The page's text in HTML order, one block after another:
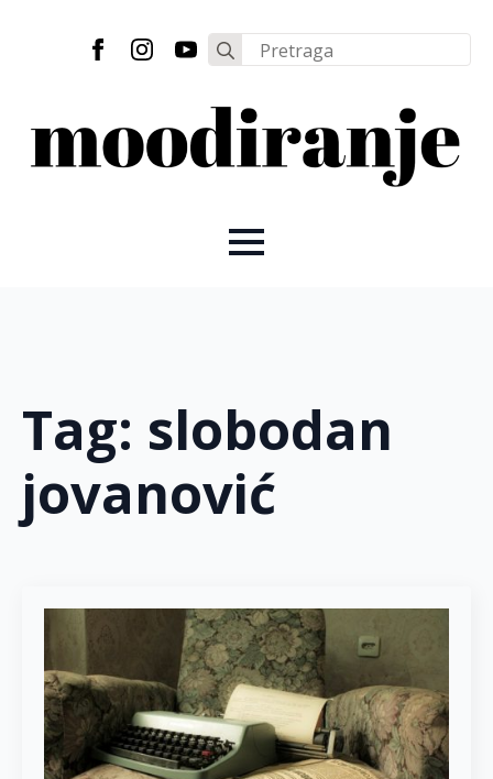
Search
for:
Tag: slobodan
jovanović